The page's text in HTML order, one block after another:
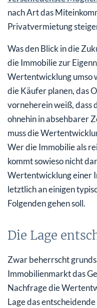
nach Art das
Privatvermietung
Was den Blick in die
die Immobilie zur
Wertentwicklung umso
die Käufer planen, das
vorneherein weiß, dass
ohnehin in absehbarer
muss die
Wer die Immobilie als
kommt sowieso nicht
Wertentwicklung einer
letztlich an einigen
Folgenden gehen soll.
Die Lage
Zwar beherrscht
Immobilienmarkt das
Nachfrage die
Lage das